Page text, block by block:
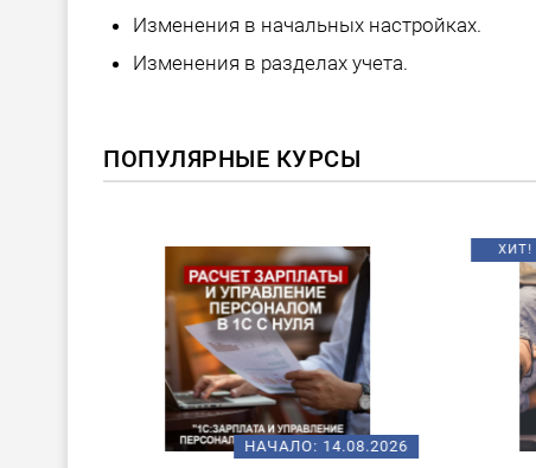
Изменения в начальных настройках.
Изменения в разделах учета.
ПОПУЛЯРНЫЕ КУРСЫ
НАЧАЛО: 14.08.2026
ХИТ!